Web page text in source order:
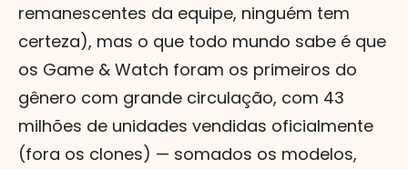
remanescentes da equipe, ninguém tem
certeza), mas o que todo mundo sabe é que
os Game & Watch foram os primeiros do
gênero com grande circulação, com 43
milhões de unidades vendidas oficialmente
(fora os clones) — somados os modelos,